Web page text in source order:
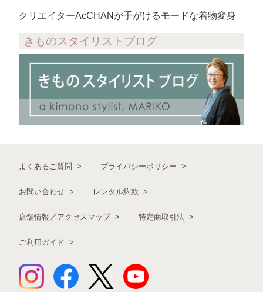
クリエイターAcCHANが手がけるモードな着物変身
きものスタイリストブログ
よくあるご質問 プライバシーポリシー
お問い合わせ レンタル約款
店舗情報／アクセスマップ 特定商取引法
ご利用ガイド